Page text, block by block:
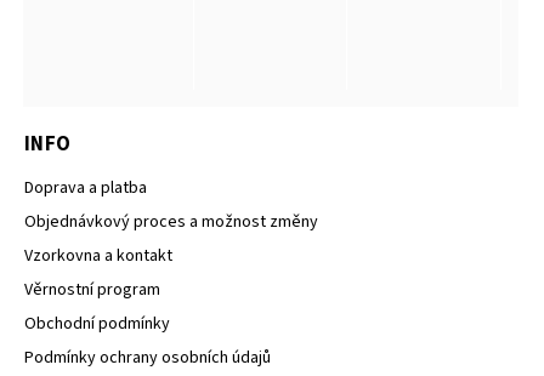
INFO
Doprava a platba
Objednávkový proces a možnost změny
Vzorkovna a kontakt
Věrnostní program
Obchodní podmínky
Podmínky ochrany osobních údajů